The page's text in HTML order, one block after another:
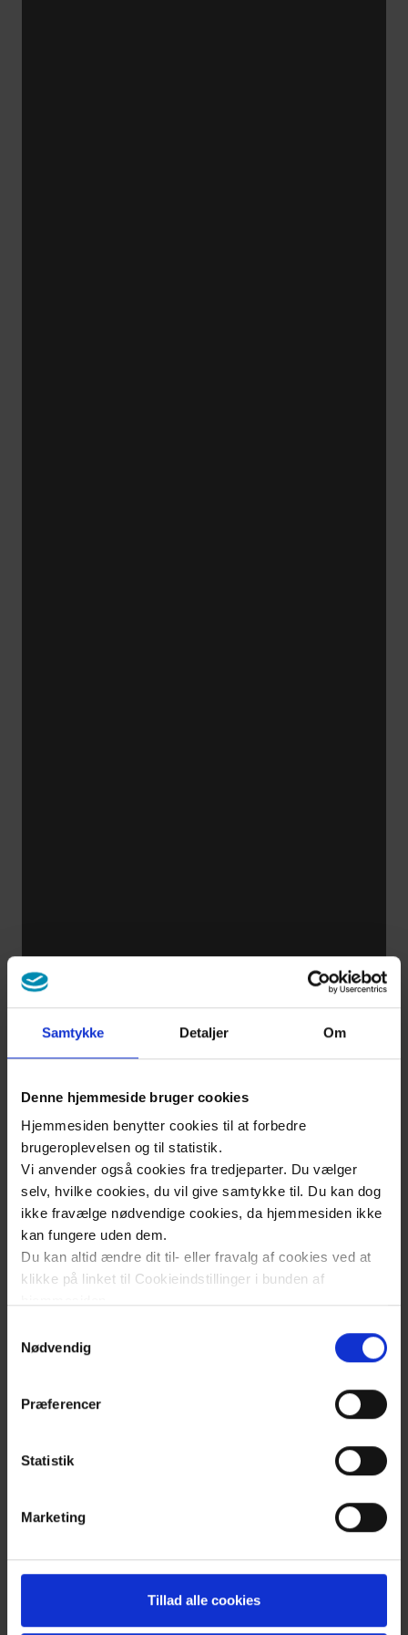
Samtykke Detaljer Om
Denne hjemmeside bruger cookies
Hjemmesiden benytter cookies til at forbedre
brugeroplevelsen og til statistik.
Vi anvender også cookies fra tredjeparter. Du vælger
selv, hvilke cookies, du vil give samtykke til. Du kan dog
ikke fravælge nødvendige cookies, da hjemmesiden ikke
kan fungere uden dem.
Du kan altid ændre dit til- eller fravalg af cookies ved at
klikke på linket til Cookieindstillinger i bunden af
Læs mere om brugen af cookies på vores hjemmeside
Læs mere om vores behandling af personoplysninger
her.
Nødvendig
Præferencer
Statistik
Marketing
Tillad alle cookies
Du
kan